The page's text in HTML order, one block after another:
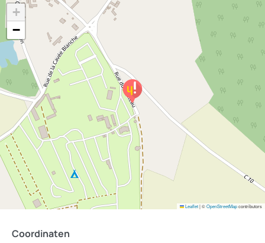
Coordinaten
+
−
Leaflet|©OpenStreetMapcontributors